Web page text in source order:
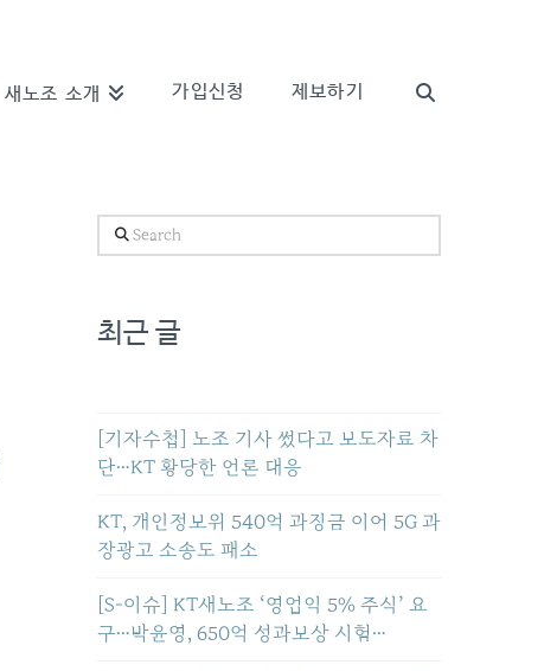
새노조 소개 가입신청 제보하기
Search
최근 글
[기자수첩] 노조 기사 썼다고 보도자료 차
단…KT 황당한 언론 대응
KT, 개인정보위 540억 과징금 이어 5G 과
장광고 소송도 패소
[S-이슈] KT새노조 ‘영업익 5% 주식’ 요
구…박윤영, 650억 성과보상 시험…